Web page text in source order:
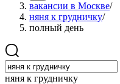
вакансии в Москве/
няня к грудничку/
полный день
няня к грудничку